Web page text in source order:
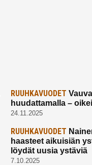
RUUHKAVUODET
huudattamalla –
24.11.2025
RUUHKAVUODET
haasteet aikuisiän
löydät uusia ystäviä
7.10.2025